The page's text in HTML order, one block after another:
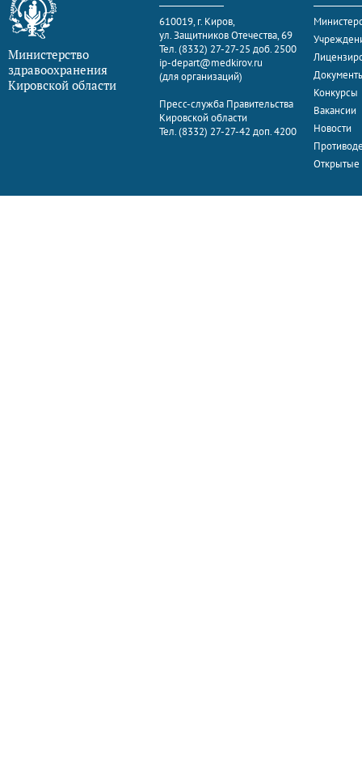
Министерство
здравоохранения
Кировской области
610019, г. Киров,
ул. Защитников Отечества, 69
Тел. (8332) 27-27-25 доб. 2500
ip-depart@medkirov.ru
(для организаций)
Пресс-служба Правительства
Кировской области
Тел. (8332) 27-27-42 доп. 4200
Конкурсы
Вакансии
Новости